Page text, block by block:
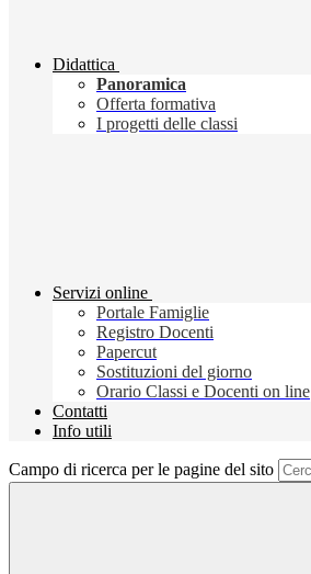
Didattica
Panoramica
Offerta formativa
I progetti delle classi
Servizi online
Portale Famiglie
Registro Docenti
Papercut
Sostituzioni del giorno
Orario Classi e Docenti on line
Contatti
Info utili
Campo di ricerca per le pagine del sito